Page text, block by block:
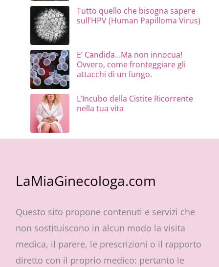
Tutto quello che bisogna sapere
sull’HPV (Human Papilloma Virus)
E’ Candida…Ma non innocua!
Ovvero, come fronteggiare gli
attacchi di un fungo.
L’Incubo della Cistite Ricorrente
nella tua vita
LaMiaGinecologa.com
Questo sito propone contenuti e servizi che
non sostituiscono in alcun modo la visita
medica, il parere, le prescrizioni o il rapporto
diretto con il proprio medico: pertanto le